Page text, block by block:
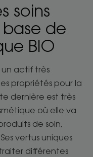
soins
de
BIO
un actif très
propriétés pour la
dernière est très
où elle va
de soin,
vertus uniques
différentes